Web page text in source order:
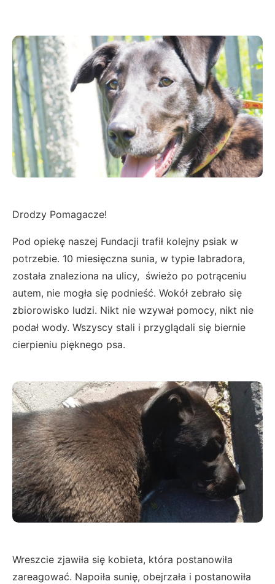
Drodzy Pomagacze!
Pod opiekę naszej Fundacji trafił kolejny psiak w
potrzebie. 10 miesięczna sunia, w typie labradora,
została znaleziona na ulicy, świeżo po potrąceniu
autem, nie mogła się podnieść. Wokół zebrało się
zbiorowisko ludzi. Nikt nie wzywał pomocy, nikt nie
podał wody. Wszyscy stali i przyglądali się biernie
cierpieniu pięknego psa.
Wreszcie zjawiła się kobieta, która postanowiła
zareagować. Napoiła sunię, obejrzała i postanowiła